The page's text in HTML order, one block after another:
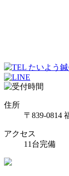
住所
〒839-0814
アクセス
11台完備